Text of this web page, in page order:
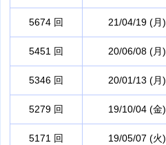
5674 回 21/04/19 (月)
5451 回 20/06/08 (月)
5346 回 20/01/13 (月)
5279 回 19/10/04 (金)
5171 回 19/05/07 (火)